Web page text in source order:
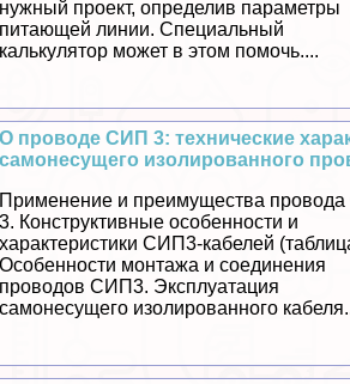
нужный проект, определив параметры
питающей линии. Специальный
калькулятор может в этом помочь....
О проводе СИП 3: технические
самонесущего изолированного
Применение и преимущества
3. Конструктивные особенности и
хаpaктеристики СИП3-кабелей
Особенности монтажа и соединения
проводов СИП3. Эксплуатация
самонесущего изолированного